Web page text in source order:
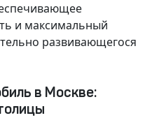
и максимальный
развивающегося
в Москве: